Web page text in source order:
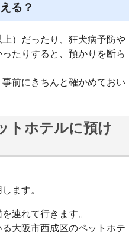
る？
）だったり、狂犬病予防や
たりすると、預かりを断ら
前にきちんと確かめておい
トホテルに預け
ます。
連れて行きます。
大阪市西成区のペットホテ